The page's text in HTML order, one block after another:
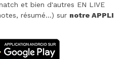
et bien d'autres EN LIVE
résumé...) sur notre APPLI